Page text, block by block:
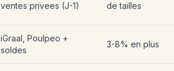
ventes privees (J-1)
de tailles
iGraal, Poulpeo +
soldes
3-8% en plus